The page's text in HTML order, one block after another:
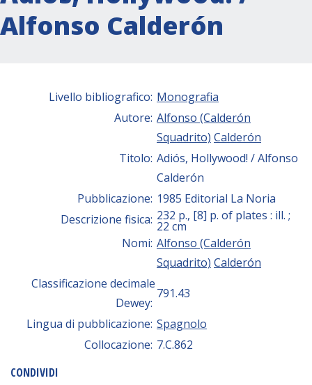
Alfonso Calderón
Livello bibliografico: Monografia
Autore: Alfonso (Calderón
Squadrito) Calderón
Titolo: Adiós, Hollywood! / Alfonso
Calderón
Pubblicazione: 1985 Editorial La Noria
Descrizione fisica: 232 p., [8] p. of plates : ill. ;
22 cm
Nomi: Alfonso (Calderón
Squadrito) Calderón
Classificazione decimale
Dewey:
791.43
Lingua di pubblicazione: Spagnolo
Collocazione: 7.C.862
CONDIVIDI